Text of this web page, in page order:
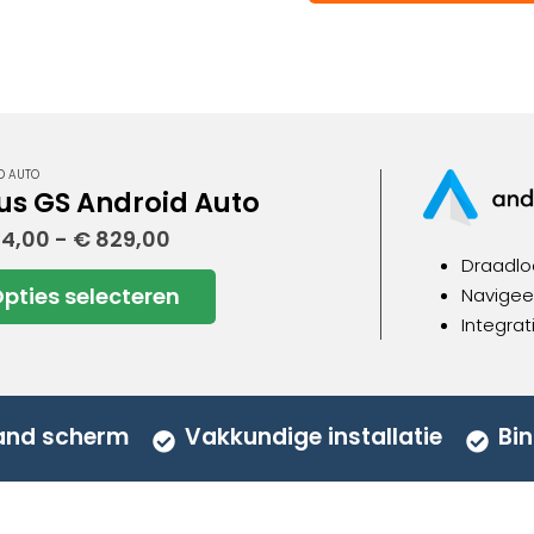
AUTO
GS Android Auto
- € 829,00
€ 829,00
selecteren
scherm Vakkundige installatie